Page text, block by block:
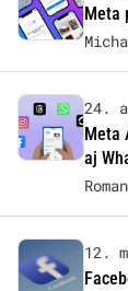
Meta
24.
Meta
aj
12.